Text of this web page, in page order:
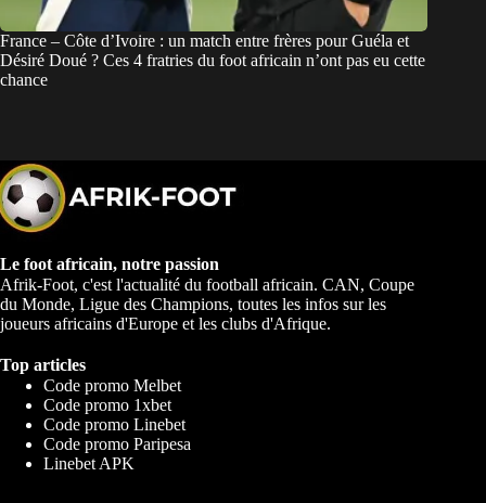
France – Côte d’Ivoire : un match entre frères pour Guéla et
Désiré Doué ? Ces 4 fratries du foot africain n’ont pas eu cette
chance
Le foot africain, notre passion
Afrik-Foot, c'est l'actualité du football africain. CAN, Coupe
du Monde, Ligue des Champions, toutes les infos sur les
joueurs africains d'Europe et les clubs d'Afrique.
Top articles
Code promo Melbet
Code promo 1xbet
Code promo Linebet
Code promo Paripesa
Linebet APK